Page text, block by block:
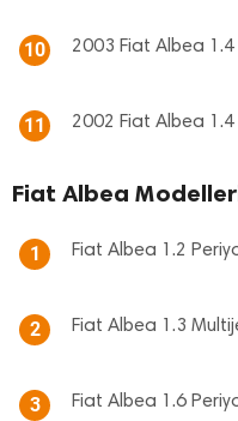
10 2003 Fiat Albea 1.4
11 2002 Fiat Albea 1.4
Fiat Albea
1 Fiat Albea 1.2
2 Fiat Albea 1.3
3 Fiat Albea 1.6